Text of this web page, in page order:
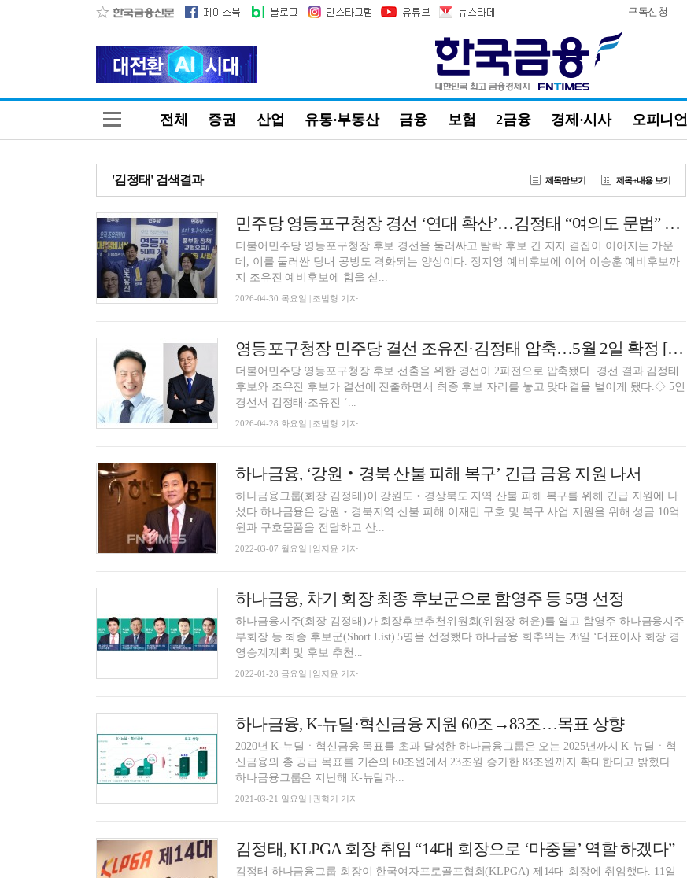
구독신청
전체 증권 산업 유통·부동산 금융 보험 2금융 경제·시사 오피니언
'김정태' 검색결과 제목만보기 제목+내용 보기
민주당 영등포구청장 경선 ‘연대 확산’…김정태 “여의도 문법” 반발 [6·3 지방선거]
더불어민주당 영등포구청장 후보 경선을 둘러싸고 탈락 후보 간 지지 결집이 이어지는 가운
데, 이를 둘러싼 당내 공방도 격화되는 양상이다. 정지영 예비후보에 이어 이승훈 예비후보까
지 조유진 예비후보에 힘을 싣...
2026-04-30 목요일 | 조범형 기자
영등포구청장 민주당 결선 조유진·김정태 압축…5월 2일 확정 [6·3 지방선거]
더불어민주당 영등포구청장 후보 선출을 위한 경선이 2파전으로 압축됐다. 경선 결과 김정태
후보와 조유진 후보가 결선에 진출하면서 최종 후보 자리를 놓고 맞대결을 벌이게 됐다.◇ 5인
경선서 김정태·조유진 ‘...
2026-04-28 화요일 | 조범형 기자
하나금융, ‘강원‧경북 산불 피해 복구’ 긴급 금융 지원 나서
하나금융그룹(회장 김정태)이 강원도‧경상북도 지역 산불 피해 복구를 위해 긴급 지원에 나
섰다.하나금융은 강원‧경북지역 산불 피해 이재민 구호 및 복구 사업 지원을 위해 성금 10억
원과 구호물품을 전달하고 산...
2022-03-07 월요일 | 임지윤 기자
하나금융, 차기 회장 최종 후보군으로 함영주 등 5명 선정
하나금융지주(회장 김정태)가 회장후보추천위원회(위원장 허윤)를 열고 함영주 하나금융지주
부회장 등 최종 후보군(Short List) 5명을 선정했다.하나금융 회추위는 28일 ‘대표이사 회장 경
영승계계획 및 후보 추천...
2022-01-28 금요일 | 임지윤 기자
하나금융, K-뉴딜·혁신금융 지원 60조→83조…목표 상향
2020년 K-뉴딜ㆍ혁신금융 목표를 초과 달성한 하나금융그룹은 오는 2025년까지 K-뉴딜ㆍ혁
신금융의 총 공급 목표를 기존의 60조원에서 23조원 증가한 83조원까지 확대한다고 밝혔다.
하나금융그룹은 지난해 K-뉴딜과...
2021-03-21 일요일 | 권혁기 기자
김정태, KLPGA 회장 취임 “14대 회장으로 ‘마중물’ 역할 하겠다”
김정태 하나금융그룹 회장이 한국여자프로골프협회(KLPGA) 제14대 회장에 취임했다. 11일